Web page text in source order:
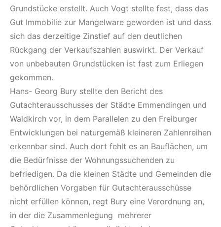
Grundstücke erstellt. Auch Vogt stellte fest, dass das
Gut Immobilie zur Mangelware geworden ist und dass
sich das derzeitige Zinstief auf den deutlichen
Rückgang der Verkaufszahlen auswirkt. Der Verkauf
von unbebauten Grundstücken ist fast zum Erliegen
gekommen.
Hans- Georg Bury stellte den Bericht des
Gutachterausschusses der Städte Emmendingen und
Waldkirch vor, in dem Parallelen zu den Freiburger
Entwicklungen bei naturgemäß kleineren Zahlenreihen
erkennbar sind. Auch dort fehlt es an Bauflächen, um
die Bedürfnisse der Wohnungssuchenden zu
befriedigen. Da die kleinen Städte und Gemeinden die
behördlichen Vorgaben für Gutachterausschüsse
nicht erfüllen können, regt Bury eine Verordnung an,
in der die Zusammenlegung mehrerer